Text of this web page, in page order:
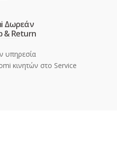
Δωρεάν
& Return
υπηρεσία
κινητών στο Service